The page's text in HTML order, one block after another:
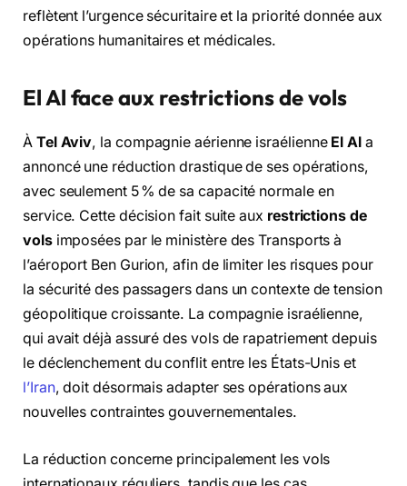
reflètent l’urgence sécuritaire et la priorité donnée aux
opérations humanitaires et médicales.
El Al face aux restrictions de vols
À Tel Aviv, la compagnie aérienne israélienne El Ala
annoncé une réduction drastique de ses opérations,
avec seulement 5 % de sa capacité normale en
service. Cette décision fait suite aux restrictions de
volsimposées par le ministère des Transports à
l’aéroport Ben Gurion, afin de limiter les risques pour
la sécurité des passagers dans un contexte de tension
géopolitique croissante. La compagnie israélienne,
qui avait déjà assuré des vols de rapatriement depuis
le déclenchement du conflit entre les États-Unis et
l’Iran, doit désormais adapter ses opérations aux
nouvelles contraintes gouvernementales.
La réduction concerne principalement les vols